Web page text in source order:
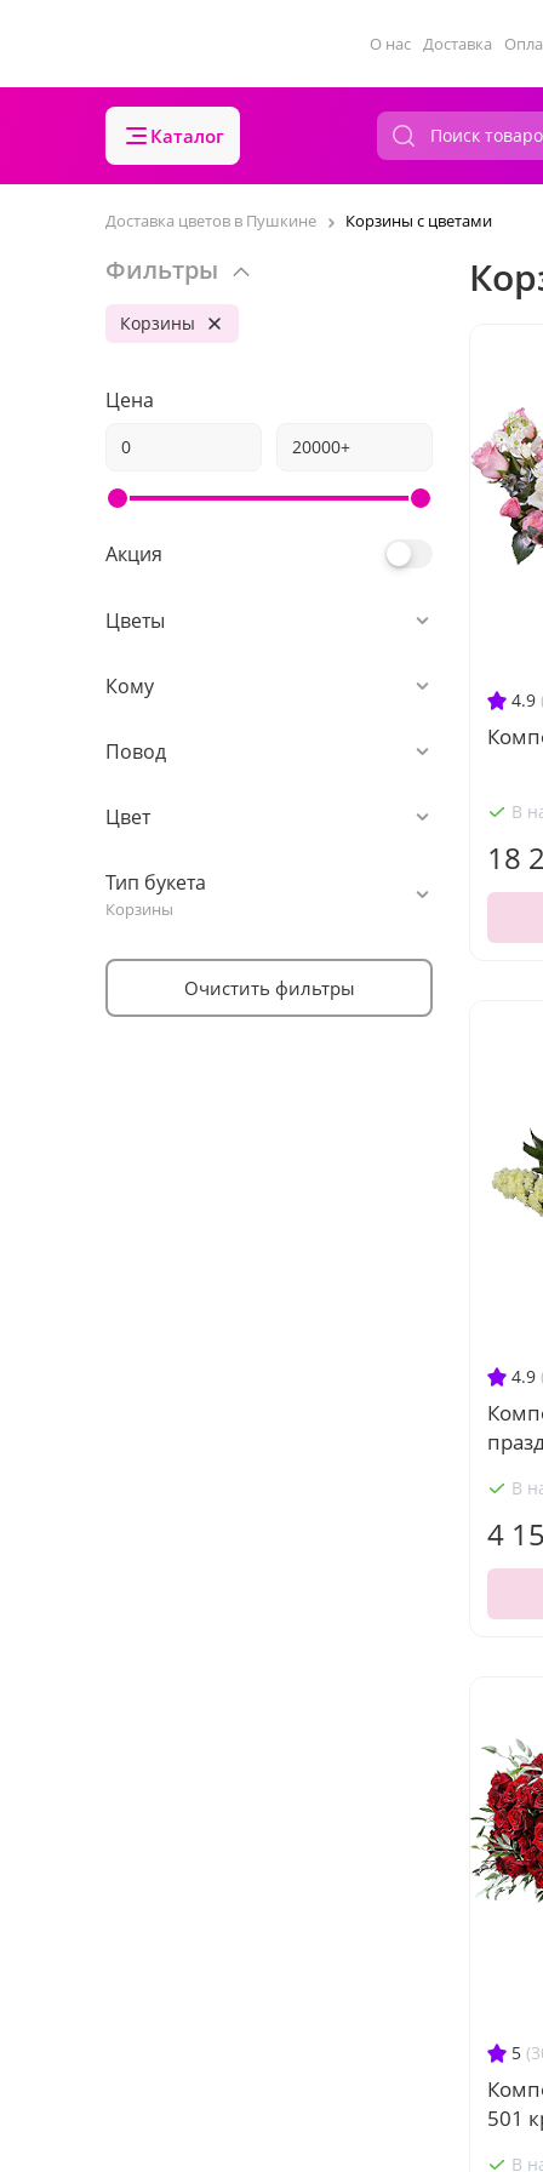
О нас Доставка
Каталог
Доставка цветов в Пушкине Корзины с цветами
Фильтры
Корзины
Цена
Акция
Цветы
Кому
Повод
Цвет
Тип букета
Корзины
Очистить фильтры
4.9
В
18
4.9
В
4
5
501
В